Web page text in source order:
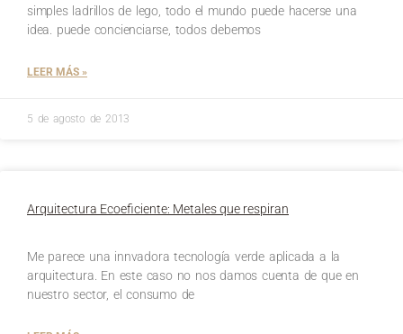
simples ladrillos de lego, todo el mundo puede hacerse una
idea. puede concienciarse, todos debemos
LEER MÁS »
5 de agosto de 2013
Arquitectura Ecoeficiente: Metales que respiran
Me parece una innvadora tecnología verde aplicada a la
arquitectura. En este caso no nos damos cuenta de que en
nuestro sector, el consumo de